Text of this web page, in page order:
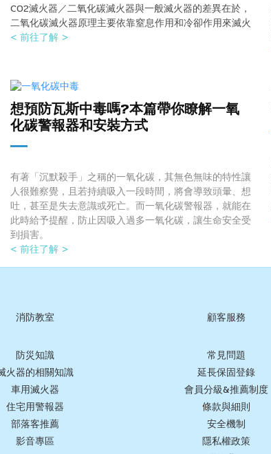
CO2滅火器／二氧化碳滅火器與一般滅火器的差異在於，
二氧化碳滅火器原理主要依靠窒息作用和冷卻作用來滅火
< 前往了解 >
想預防瓦斯中毒嗎?本篇帶你瞭解一氧
化碳警報器和安裝方式
有著「沉默殺手」之稱的一氧化碳，其無色無味的特性讓
人很難察覺，且若持續吸入一段時間，將會導致頭暈、想
吐，甚至是失去意識或死亡。而一氧化碳警報器，就能在
此時給予提醒，防止因吸入過多一氧化碳，讓生命安全受
到損害。
< 前往了解 >
消防教室
防災知識
火器的相關知識
車用滅火器
住宅用警報器
部落客推薦
影音專區
顧客服務
常見問題
延長保固登錄
會員分級&推薦制度
條款與細則
安全機制
隱私權政策